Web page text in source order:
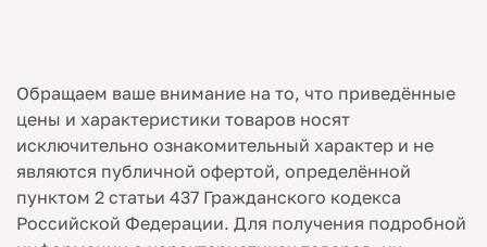
Обращаем ваше внимание на то, что приведённые
цены и характеристики товаров носят
исключительно ознакомительный характер и не
являются публичной офертой, определённой
пунктом 2 статьи 437 Гражданского кодекса
Российской Федерации. Для получения подробной